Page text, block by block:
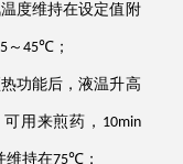
度维持在设定值附
～ 45℃；
功能后，液温升高
可用来煎药， 10min
持在75℃；